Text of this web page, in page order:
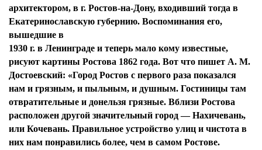
архитектором, в г. Ростов-на-Дону, входивший тогда в
Екатеринославскую губернию. Воспоминания его,
вышедшие в
1930 г. в Ленинграде и теперь мало кому известные,
рисуют картины Ростова 1862 года. Вот что пишет А. М.
Достоевский: «Город Ростов с первого раза показался
нам и грязным, и пыльным, и душным. Гостиницы там
отвратительные и донельзя грязные. Вблизи Ростова
расположен другой значительный город — Нахичевань,
или Кочевань. Правильное устройство улиц и чистота в
них нам понравились более, чем в самом Ростове.